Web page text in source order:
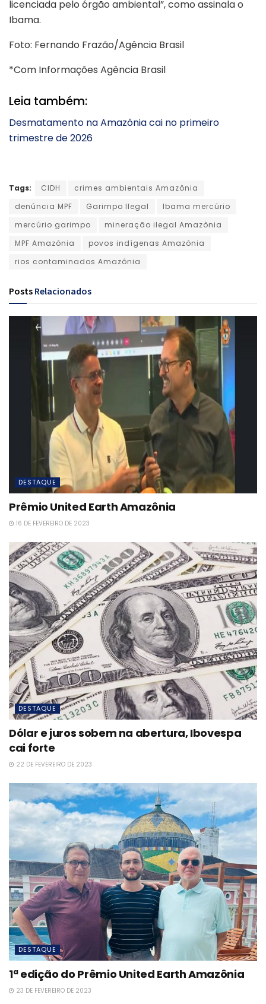
licenciada pelo órgão ambiental”, como assinala o
Ibama.
Foto: Fernando Frazão/Agência Brasil
*Com Informações Agência Brasil
Leia também:
Desmatamento na Amazônia cai no primeiro
trimestre de 2026
Tags: CIDH
crimes ambientais Amazônia
denúncia MPF
Garimpo Ilegal
Ibama mercúrio
mercúrio garimpo
mineração ilegal Amazônia
MPF Amazônia
povos indígenas Amazônia
rios contaminados Amazônia
Posts Relacionados
DESTAQUE
Prêmio United Earth Amazônia
16 DE FEVEREIRO DE 2023
DESTAQUE
Dólar e juros sobem na abertura, Ibovespa
cai forte
22 DE FEVEREIRO DE 2023
DESTAQUE
1ª edição do Prêmio United Earth Amazônia
23 DE FEVEREIRO DE 2023